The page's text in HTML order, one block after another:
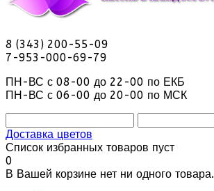
8 (343) 200-55-09
7-953-000-69-79
ПН-ВС с 08-00 до 22-00 по ЕКБ
ПН-ВС с 06-00 до 20-00 по МСК
Доставка цветов
Список избранных товаров пуст
0
В Вашей корзине нет ни одного товара.